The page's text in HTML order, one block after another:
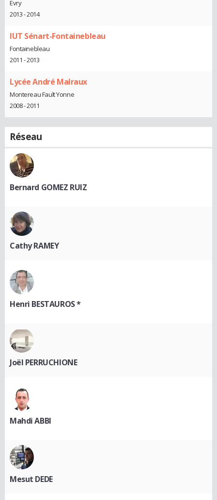
Evry
2013 - 2014
IUT Sénart-Fontainebleau
Fontainebleau
2011 - 2013
Lycée André Malraux
Montereau Fault Yonne
2008 - 2011
Réseau
Bernard GOMEZ RUIZ
Cathy RAMEY
Henri BESTAUROS *
Joël PERRUCHIONE
Mahdi ABBI
Mesut DEDE